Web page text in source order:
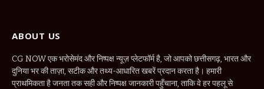
ABOUT US
CG NOW एक भरोसेमंद और निष्पक्ष न्यूज़ प्लेटफॉर्म है, जो आपको छत्तीसगढ़, भारत और
दुनिया भर की ताज़ा, सटीक और तथ्य-आधारित खबरें प्रदान करता है। हमारी
प्राथमिकता है जनता तक सही और निष्पक्ष जानकारी पहुँचाना, ताकि वे हर पहलू से